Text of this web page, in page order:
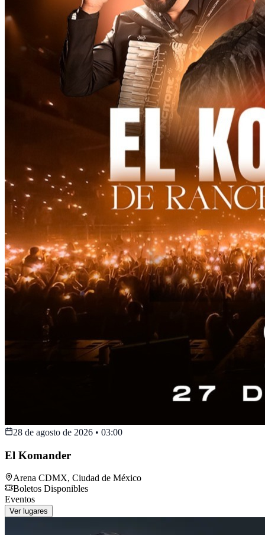
28 de agosto de 2026 • 03:00
El Komander
Arena CDMX, Ciudad de México
Boletos Disponibles
Eventos
Ver lugares